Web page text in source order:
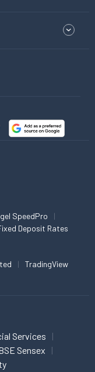
SpeedPro
Deposit Rates
TradingView
Services
Sensex